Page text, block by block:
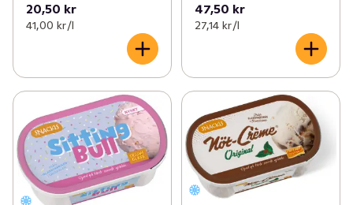
20,50 kr
41,00 kr /l
47,50 kr
27,14 kr /l